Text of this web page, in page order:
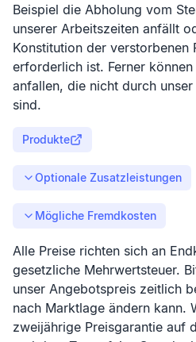
Beispiel die Abholung vom
unserer Arbeitszeiten anfällt
Konstitution der verstorbenen
erforderlich ist. Ferner
anfallen, die nicht durch
sind.
Produkte
Optionale Zusatzleistungen
Mögliche Fremdkosten
Alle Preise richten sich an
gesetzliche Mehrwertsteuer.
unser Angebotspreis zeitlich
nach Marktlage ändern kann.
zweijährige Preisgarantie auf